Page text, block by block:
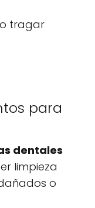
tragar
para
dentales
limpieza
o